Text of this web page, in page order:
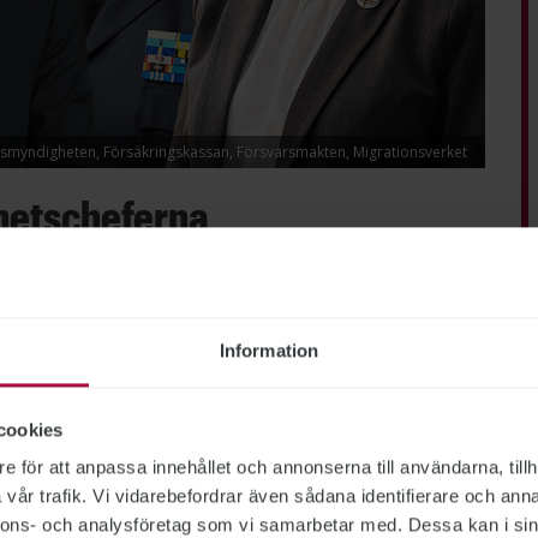
Information
för att anpassa innehållet och annonserna till användarna,
trafik. Vi vidarebefordrar även sådana identifierare och
och analysföretag som vi samarbetar med. Dessa kan i
Försäkringskassan, Försvarsmakten, Migrationsverket
lön av de myndighetschefer vars löner
Hon är först ut att tjäna över
så mycket som den generaldirektör som
slutar